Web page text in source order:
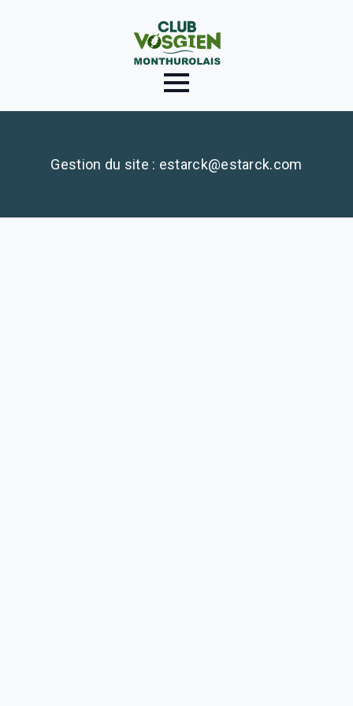
Gestion du site : estarck@estarck.com